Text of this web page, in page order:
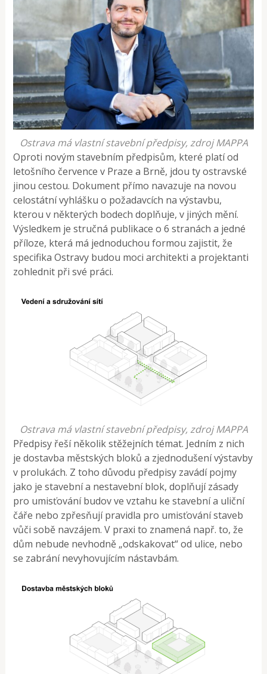
Ostrava má vlastní stavební předpisy, zdroj MAPPA
Oproti novým stavebním předpisům, které platí od
letošního července v Praze a Brně, jdou ty ostravské
jinou cestou. Dokument přímo navazuje na novou
celostátní vyhlášku o požadavcích na výstavbu,
kterou v některých bodech doplňuje, v jiných mění.
Výsledkem je stručná publikace o 6 stranách a jedné
příloze, která má jednoduchou formou zajistit, že
specifika Ostravy budou moci architekti a projektanti
zohlednit při své práci.
Ostrava má vlastní stavební předpisy, zdroj MAPPA
Předpisy řeší několik stěžejních témat. Jedním z nich
je dostavba městských bloků a zjednodušení výstavby
v prolukách. Z toho důvodu předpisy zavádí pojmy
jako je stavební a nestavební blok, doplňují zásady
pro umisťování budov ve vztahu ke stavební a uliční
čáře nebo zpřesňují pravidla pro umisťování staveb
vůči sobě navzájem. V praxi to znamená např. to, že
dům nebude nevhodně „odskakovat“ od ulice, nebo
se zabrání nevyhovujícím nástavbám.